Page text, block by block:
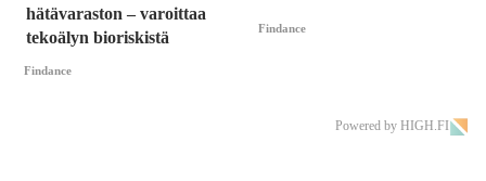
hätävaraston – varoittaa
tekoälyn bioriskistä
Findance
Findance
Powered by HIGH.FI